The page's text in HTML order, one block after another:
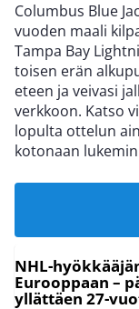
Columbus Blue
vuoden maali
Tampa Bay
toisen erän
eteen ja veivasi
verkkoon. Katso
lopulta ottelun
kotonaan lukemin
NHL-
Eurooppaan –
yllättäen 27-